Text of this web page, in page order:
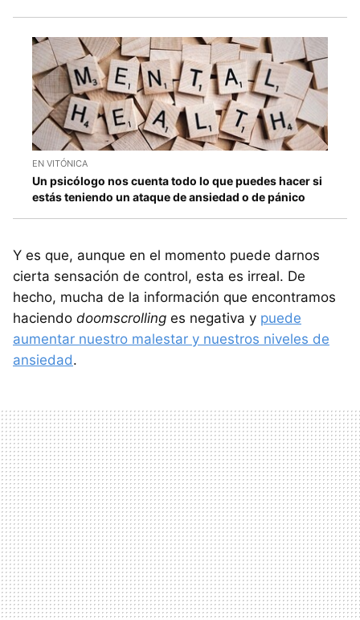
EN VITÓNICA
Un psicólogo nos cuenta todo lo que puedes hacer si
estás teniendo un ataque de ansiedad o de pánico
Y es que, aunque en el momento puede darnos
cierta sensación de control, esta es irreal. De
hecho, mucha de la información que encontramos
haciendo doomscrolling es negativa y puede
aumentar nuestro malestar y nuestros niveles de
ansiedad.